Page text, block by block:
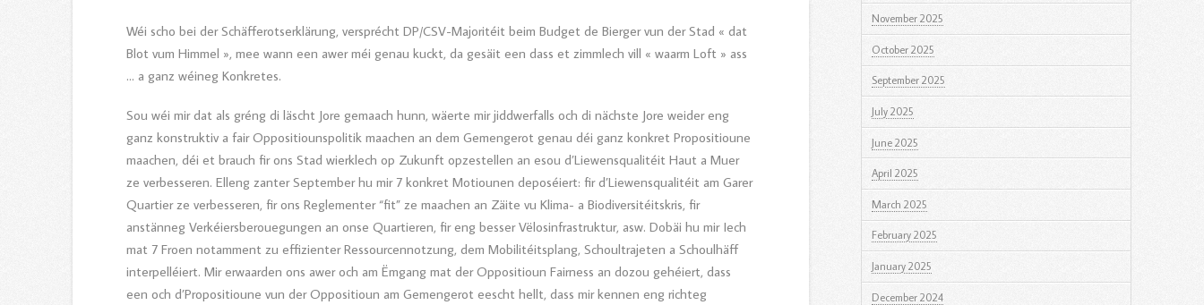
Wéi scho bei der Schäfferotserklärung, versprécht DP/CSV-Majoritéit beim Budget de Bierger vun der Stad « dat
Blot vum Himmel », mee wann een awer méi genau kuckt, da gesäit een dass et zimmlech vill « waarm Loft » ass
… a ganz wéineg Konkretes.
Sou wéi mir dat als gréng di läscht Jore gemaach hunn, wäerte mir jiddwerfalls och di nächste Jore weider eng
ganz konstruktiv a fair Oppositiounspolitik maachen an dem Gemengerot genau déi ganz konkret Propositioune
maachen, déi et brauch fir ons Stad wierklech op Zukunft opzestellen an esou d’Liewensqualitéit Haut a Muer
ze verbesseren. Elleng zanter September hu mir 7 konkret Motiounen deposéiert: fir d’Liewensqualitéit am Garer
Quartier ze verbesseren, fir ons Reglementer “fit” ze maachen an Zäite vu Klima- a Biodiversitéitskris, fir
anstänneg Verkéiersberouegungen an onse Quartieren, fir eng besser Vëlosinfrastruktur, asw. Dobäi hu mir Iech
mat 7 Froen notamment zu effizienter Ressourcennotzung, dem Mobilitéitsplang, Schoultrajeten a Schoulhäff
interpelléiert. Mir erwaarden ons awer och am Ëmgang mat der Oppositioun Fairness an dozou gehéiert, dass
een och d’Propositioune vun der Oppositioun am Gemengerot eescht hellt, dass mir kennen eng richteg
November 2025
October 2025
September 2025
July 2025
June 2025
April 2025
March 2025
February 2025
January 2025
December 2024